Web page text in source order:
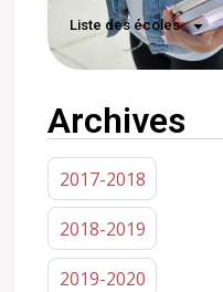
Liste des écoles
Archives
2017-2018
2018-2019
2019-2020